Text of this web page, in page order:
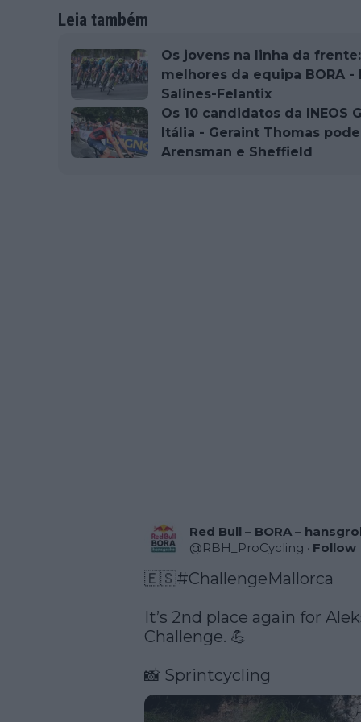
Leia também
Os jovens na linha da
melhores da equipa BORA
Salines-Felantix
Os 10 candidatos da INEOS
Itália - Geraint Thomas
Arensman e Sheffield
Red Bull – BORA –
@RBH_ProCycling · Follow
🇪🇸#ChallengeMallorca
It’s 2nd place again for
Challenge. 💪
📸 Sprintcycling